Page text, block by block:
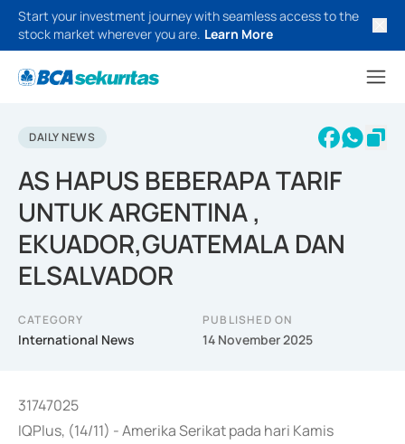
Start your investment journey with seamless access to the
stock market wherever you are. Learn More
DAILY NEWS
AS HAPUS BEBERAPA TARIF
UNTUK ARGENTINA ,
EKUADOR,GUATEMALA DAN
ELSALVADOR
CATEGORY
International News
PUBLISHED ON
14 November 2025
31747025
IQPlus, (14/11) - Amerika Serikat pada hari Kamis